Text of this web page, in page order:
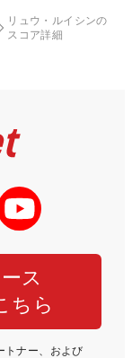
リュウ・ルイシンの
スコア詳細
ス
ちら
トナー、および